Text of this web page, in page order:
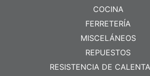
COCINA
FERRETERÍA
MISCELÁNEOS
REPUESTOS
RESISTENCIA DE